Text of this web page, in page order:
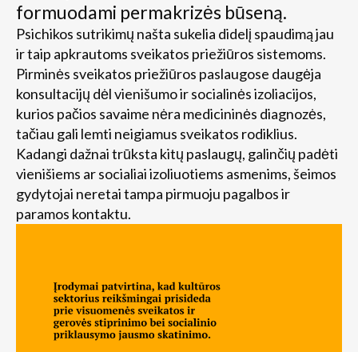
formuodami permakrizės būseną.
Psichikos sutrikimų našta sukelia didelį spaudimą jau
ir taip apkrautoms sveikatos priežiūros sistemoms.
Pirminės sveikatos priežiūros paslaugose daugėja
konsultacijų dėl vienišumo ir socialinės izoliacijos,
kurios pačios savaime nėra medicininės diagnozės,
tačiau gali lemti neigiamus sveikatos rodiklius.
Kadangi dažnai trūksta kitų paslaugų, galinčių padėti
vienišiems ar socialiai izoliuotiems asmenims, šeimos
gydytojai neretai tampa pirmuoju pagalbos ir
paramos kontaktu.